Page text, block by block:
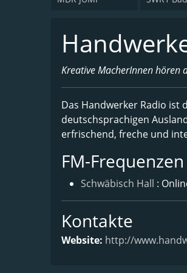
Kreative MacherInnen hören
Das Handwerker Radio ist
deutschsprachigen
erfrischend, freche und
FM-Frequenzen
Schwäbisch Hall :
Kontakte
Website: http://